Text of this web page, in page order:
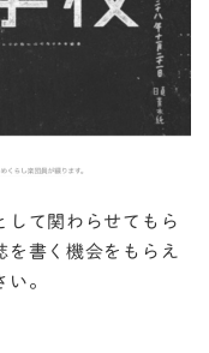
して関わらせてもら
を書く機会をもらえ
。